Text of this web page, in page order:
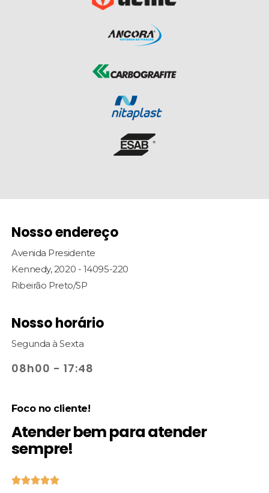
Nosso endereço
Avenida Presidente
Kennedy, 2020 - 14095-220
Ribeirão Preto/SP
Nosso horário
Segunda à Sexta
08h00 - 17:48
Foco no cliente!
Atender bem para atender
sempre!
